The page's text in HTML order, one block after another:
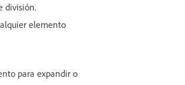
división.
elemento
para expandir o